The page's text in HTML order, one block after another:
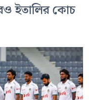
ইতালির কোচ